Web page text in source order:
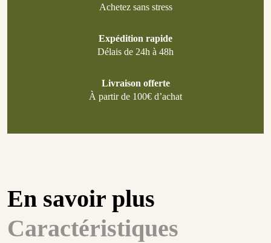
Achetez sans stress
Expédition rapide
Délais de 24h à 48h
Livraison offerte
À partir de 100€ d’achat
En savoir plus
Caractéristiques